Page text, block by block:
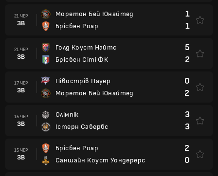
21 ЧЕР
ЗВ
Моретон Бей Юнайтед
Брісбен Роар
1
1
21 ЧЕР
ЗВ
Голд Коуст Найтс
Брісбен Сіті ФК
5
2
17 ЧЕР
ЗВ
Півострів Пауер
Моретон Бей Юнайтед
0
2
15 ЧЕР
ЗВ
Олімпік
Істерн Сабербс
3
3
15 ЧЕР
ЗВ
Брісбен Роар
Саншайн Коуст Уондерерс
2
0